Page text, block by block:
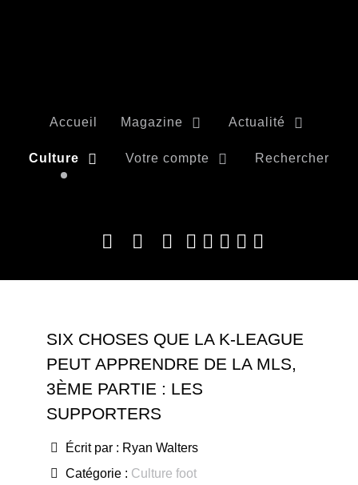
Accueil Magazine Actualité
Culture Votre compte Rechercher
SIX CHOSES QUE LA K-LEAGUE
PEUT APPRENDRE DE LA MLS,
3ÈME PARTIE : LES
SUPPORTERS
Écrit par : Ryan Walters
Catégorie : Culture foot